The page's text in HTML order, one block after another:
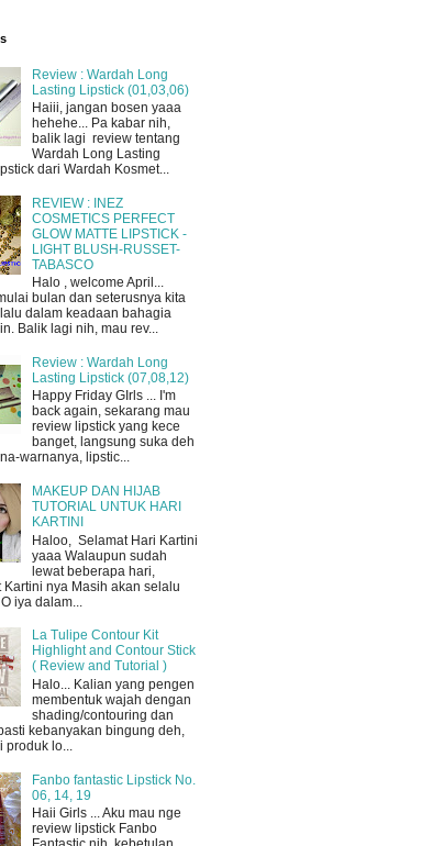
Review : Wardah Long
Lasting Lipstick (01,03,06)
Haiii, jangan bosen yaaa
hehehe... Pa kabar nih,
balik lagi review tentang
Wardah Long Lasting
dari Wardah Kosmet...
REVIEW : INEZ
COSMETICS PERFECT
GLOW MATTE LIPSTICK -
LIGHT BLUSH-RUSSET-
TABASCO
Halo , welcome April...
bulan dan seterusnya kita
dalam keadaan bahagia
Balik lagi nih, mau rev...
Review : Wardah Long
Lasting Lipstick (07,08,12)
Happy Friday GIrls ... I'm
back again, sekarang mau
review lipstick yang kece
banget, langsung suka deh
warnanya, lipstic...
MAKEUP DAN HIJAB
TUTORIAL UNTUK HARI
KARTINI
Haloo, Selamat Hari Kartini
yaaa Walaupun sudah
lewat beberapa hari,
Kartini nya Masih akan selalu
iya dalam...
La Tulipe Contour Kit
Highlight and Contour Stick
( Review and Tutorial )
Halo... Kalian yang pengen
membentuk wajah dengan
shading/contouring dan
kebanyakan bingung deh,
lo...
Fanbo fantastic Lipstick No.
06, 14, 19
Haii Girls ... Aku mau nge
review lipstick Fanbo